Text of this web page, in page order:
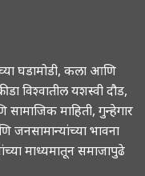
घडामोडी, कला आणि
विश्वातील यशस्वी दौड,
माहिती, गुन्हेगार
भावना
माध्यमातून समाजापुढे